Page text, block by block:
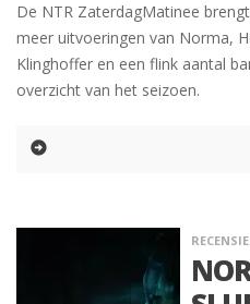
De NTR ZaterdagMatinee
meer uitvoeringen van Norma,
Klinghoffer en een flink aantal
overzicht van het seizoen.